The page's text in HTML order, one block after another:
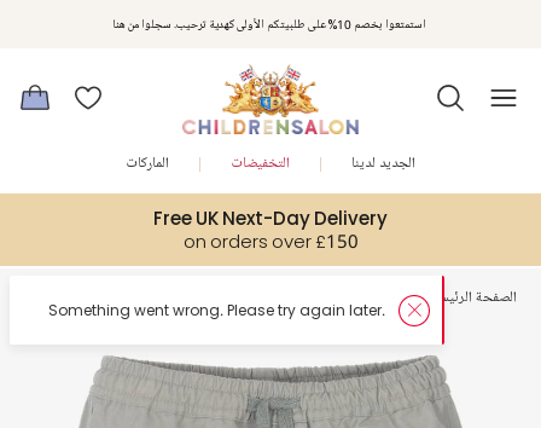
استمتعوا بخصم 10% على طلبيتكم الأولى كهدية ترحيب. سجلوا من هنا
Free UK Next-Day Delivery
on orders over £150
الجديد لدينا التخفيضات الماركات
الصفحة الرئيسية